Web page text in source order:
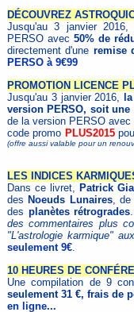
DÉCOUVREZ
Jusqu'au 3 janvier
PERSO avec 50% de
directement d'une remise
PERSO à 9€99
PROMOTION LICENCE
Jusqu'au 3 janvier 2016,
version PERSO, soit
de la version PERSO
code promo PLUS2015
(offre aussi valable pour un
LES INDICES
Dans ce livret, Patrick
des Noeuds Lunaires,
des planètes rétrogrades
des commentaires plus
"L'astrologie karmique"
seulement 9€.
10 HEURES DE
Une compilation de 9
seulement 31 €, frais de
en ligne...